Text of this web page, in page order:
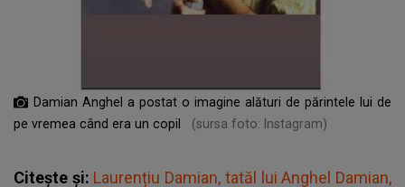
Damian Anghel a postat o imagine alături de părintele lui de
pe vremea când era un copil
(sursa foto: Instagram)
Citește și: Laurențiu Damian, tatăl lui Anghel Damian,